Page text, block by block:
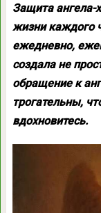
Защита ангела-
жизни каждого
ежедневно,
создала не
обращение к
трогательны,
вдохновитесь.